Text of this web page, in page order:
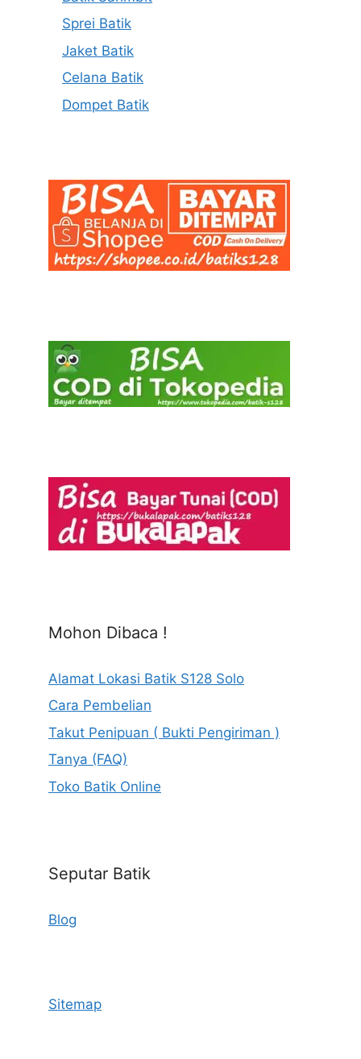
Sprei Batik
Jaket Batik
Celana Batik
Dompet Batik
Mohon Dibaca !
Alamat Lokasi Batik S128 Solo
Cara Pembelian
Takut Penipuan ( Bukti Pengiriman )
Tanya (FAQ)
Toko Batik Online
Seputar Batik
Blog
Sitemap